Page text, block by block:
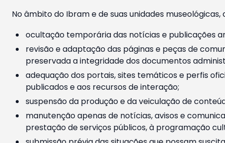
No âmbito do Ibram e de suas unidades
ocultação temporária das notícias e publicações
revisão e adaptação das páginas e peças de
preservada a integridade dos documentos
adequação dos portais, sites temáticos e perfis
publicados e aos recursos de interação;
suspensão da produção e da veiculação de
manutenção apenas de notícias, avisos e
prestação de serviços públicos, à programação